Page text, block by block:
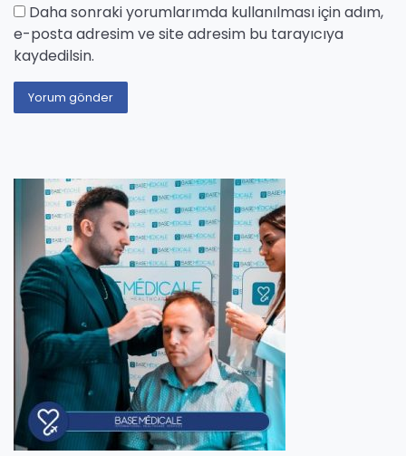
Daha sonraki yorumlarımda kullanılması için adım,
e-posta adresim ve site adresim bu tarayıcıya
kaydedilsin.